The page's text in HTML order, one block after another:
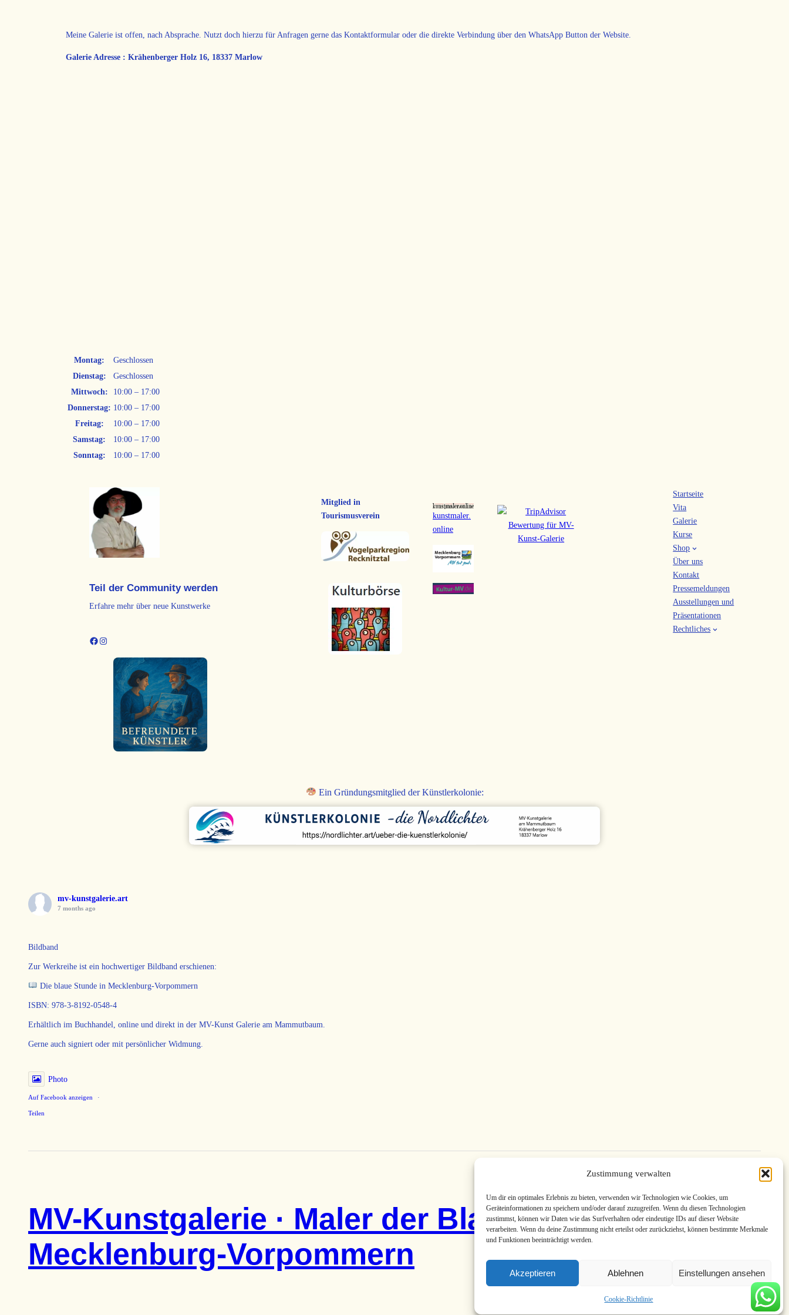
Zustimmung verwalten
Um dir ein optimales Erlebnis zu bieten, verwenden wir Technologien wie Cookies, um
Geräteinformationen zu speichern und/oder darauf zuzugreifen. Wenn du diesen Technologien
zustimmst, können wir Daten wie das Surfverhalten oder eindeutige IDs auf dieser Website
verarbeiten. Wenn du deine Zustimmung nicht erteilst oder zurückziehst, können bestimmte Merkmale
und Funktionen beeinträchtigt werden.
Akzeptieren Ablehnen Einstellungen ansehen
Cookie-Richtlinie
Meine Galerie ist offen, nach Absprache. Nutzt doch hierzu für Anfragen gerne das Kontaktformular oder die direkte Verbindung über den WhatsApp Button der Website.
Galerie Adresse : Krähenberger Holz 16, 18337 Marlow
Montag:
Geschlossen
Dienstag:
Geschlossen
Mittwoch:
10:00 – 17:00
Donnerstag: 10:00 – 17:00
Freitag:
10:00 – 17:00
Samstag:
10:00 – 17:00
Sonntag:
10:00 – 17:00
Teil der Community werden
Erfahre mehr über neue Kunstwerke
Facebook Instagram
Mitglied in
Tourismusverein
kunstmaler.
online
Startseite
Vita
Galerie
Kurse
Shop
Über uns
Kontakt
Pressemeldungen
Ausstellungen und
Präsentationen
Rechtliches
Ein Gründungsmitglied der Künstlerkolonie:
mv-kunstgalerie.art
7 months ago
Bildband
Zur Werkreihe ist ein hochwertiger Bildband erschienen:
Die blaue Stunde in Mecklenburg-Vorpommern
ISBN: 978-3-8192-0548-4
Erhältlich im Buchhandel, online und direkt in der MV-Kunst Galerie am Mammutbaum.
Gerne auch signiert oder mit persönlicher Widmung.
Photo
Auf Facebook anzeigen ·
Teilen
MV-Kunstgalerie · Maler der Blauen Stunde aus
Mecklenburg-Vorpommern